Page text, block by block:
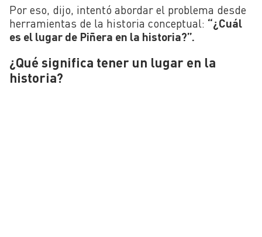
Por eso, dijo, intentó abordar el problema desde
herramientas de la historia conceptual: “¿Cuál
es el lugar de Piñera en la historia?”.
¿Qué significa tener un lugar en la
historia?